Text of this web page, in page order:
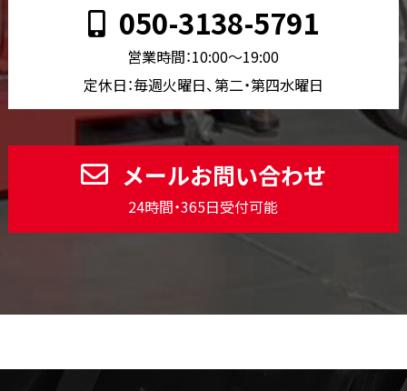
050-3138-5791
営業時間：10:00〜19:00
定休日：毎週火曜日、第二・第四水曜日
メールお問い合わせ
24時間・365日受付可能